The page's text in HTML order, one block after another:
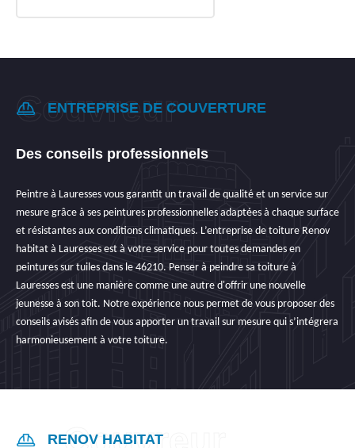
ENTREPRISE DE COUVERTURE
Des conseils professionnels
Peintre à Lauresses vous garantit un travail de qualité et un service sur
mesure grâce à ses peintures professionnelles adaptées à chaque surface
et résistantes aux conditions climatiques. L’entreprise de toiture Renov
habitat à Lauresses est à votre service pour toutes demandes en
peintures sur tuiles dans le 46210. Penser à peindre sa toiture à
Lauresses est une manière comme une autre d'offrir une nouvelle
jeunesse à son toit. Notre expérience nous permet de vous proposer des
conseils avisés afin de vous apporter un travail sur mesure qui s’intégrera
harmonieusement à votre toiture.
RENOV HABITAT